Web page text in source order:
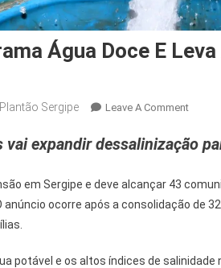
Água Doce E
Sergipe Leave A CommentOn
Amplia
Água
Doce
Água
expandir dessalinização
em Sergipe e deve alcançar 43
ocorre após a consolidação de
potável e os altos índices de salinidade